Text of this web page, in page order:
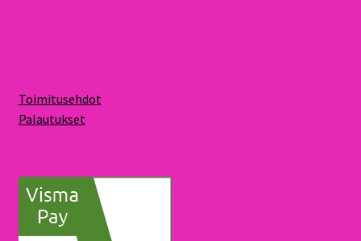
Toimitusehdot
Palautukset